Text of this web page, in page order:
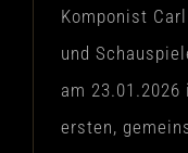
Komponist
und
am
ersten,